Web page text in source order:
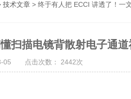
技术文章 > 终于有人把 ECCI 讲透了！一文搞
扫描电镜背散射电子通道
05 点击次数： 2442次